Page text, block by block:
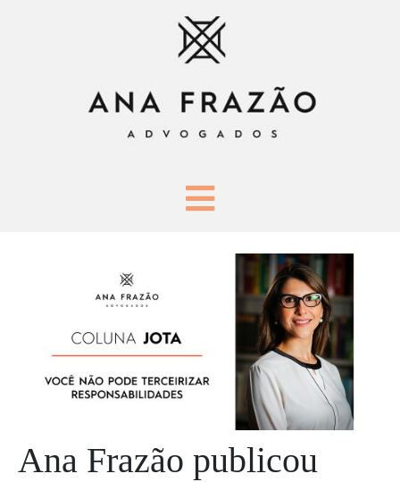
Ana Frazão publicou